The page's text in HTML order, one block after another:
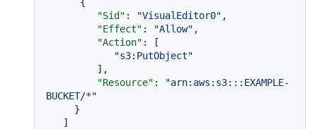
"Sid" : "VisualEditor0" ,
"Effect" : "Allow" ,
"Action" :
[
"s3:PutObject"
] ,
"Resource" :
"arn:aws:s3:::EXAMPLE-
BUCKET/*"
}
]